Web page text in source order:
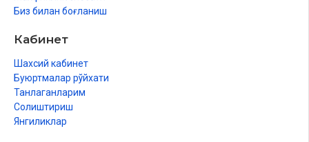
Биз билан боғланиш
Кабинет
Шахсий кабинет
Буюртмалар рўйхати
Танлаганларим
Солиштириш
Янгиликлар